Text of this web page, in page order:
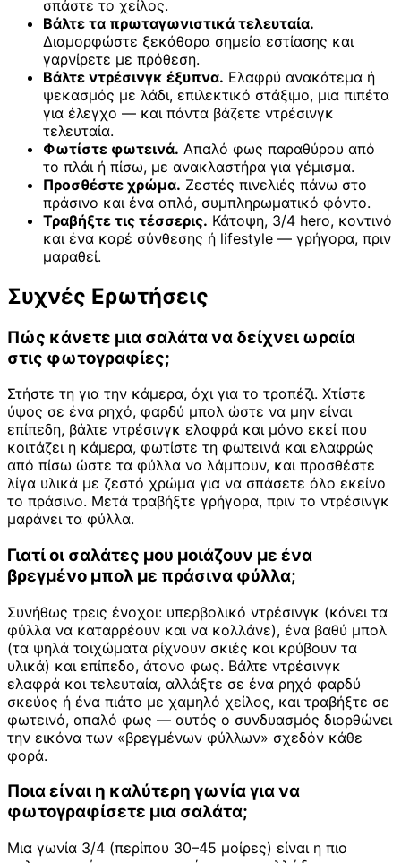
σπάστε το χείλος.
Βάλτε τα πρωταγωνιστικά τελευταία.
Διαμορφώστε ξεκάθαρα σημεία εστίασης και
γαρνίρετε με πρόθεση.
Βάλτε ντρέσινγκ έξυπνα. Ελαφρύ ανακάτεμα ή
ψεκασμός με λάδι, επιλεκτικό στάξιμο, μια πιπέτα
για έλεγχο — και πάντα βάζετε ντρέσινγκ
τελευταία.
Φωτίστε φωτεινά. Απαλό φως παραθύρου από
το πλάι ή πίσω, με ανακλαστήρα για γέμισμα.
Προσθέστε χρώμα. Ζεστές πινελιές πάνω στο
πράσινο και ένα απλό, συμπληρωματικό φόντο.
Τραβήξτε τις τέσσερις. Κάτοψη, 3/4 hero, κοντινό
και ένα καρέ σύνθεσης ή lifestyle — γρήγορα, πριν
μαραθεί.
Συχνές Ερωτήσεις
Πώς κάνετε μια σαλάτα να δείχνει ωραία
στις φωτογραφίες;
Στήστε τη για την κάμερα, όχι για το τραπέζι. Χτίστε
ύψος σε ένα ρηχό, φαρδύ μπολ ώστε να μην είναι
επίπεδη, βάλτε ντρέσινγκ ελαφρά και μόνο εκεί που
κοιτάζει η κάμερα, φωτίστε τη φωτεινά και ελαφρώς
από πίσω ώστε τα φύλλα να λάμπουν, και προσθέστε
λίγα υλικά με ζεστό χρώμα για να σπάσετε όλο εκείνο
το πράσινο. Μετά τραβήξτε γρήγορα, πριν το ντρέσινγκ
μαράνει τα φύλλα.
Γιατί οι σαλάτες μου μοιάζουν με ένα
βρεγμένο μπολ με πράσινα φύλλα;
Συνήθως τρεις ένοχοι: υπερβολικό ντρέσινγκ (κάνει τα
φύλλα να καταρρέουν και να κολλάνε), ένα βαθύ μπολ
(τα ψηλά τοιχώματα ρίχνουν σκιές και κρύβουν τα
υλικά) και επίπεδο, άτονο φως. Βάλτε ντρέσινγκ
ελαφρά και τελευταία, αλλάξτε σε ένα ρηχό φαρδύ
σκεύος ή ένα πιάτο με χαμηλό χείλος, και τραβήξτε σε
φωτεινό, απαλό φως — αυτός ο συνδυασμός διορθώνει
την εικόνα των «βρεγμένων φύλλων» σχεδόν κάθε
φορά.
Ποια είναι η καλύτερη γωνία για να
φωτογραφίσετε μια σαλάτα;
Μια γωνία 3/4 (περίπου 30–45 μοίρες) είναι η πιο